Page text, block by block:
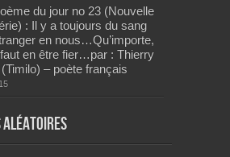
du jour no 23 (Nouvelle
: Il y a toujours du sang
en nous…Qu’importe,
en être fier…par : Thierry
– poète français
aléatoires